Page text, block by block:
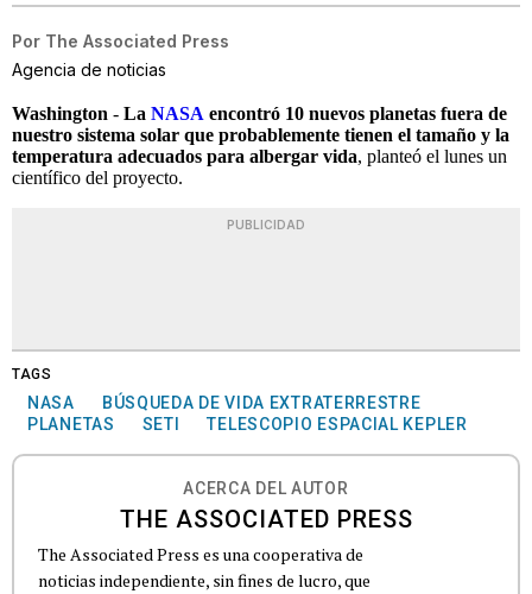
Por The Associated Press
Agencia de noticias
Washington - La NASA encontró 10 nuevos planetas fuera de
nuestro sistema solar que probablemente tienen el tamaño y la
temperatura adecuados para albergar vida, planteó el lunes un
científico del proyecto.
PUBLICIDAD
TAGS
NASA
BÚSQUEDA DE VIDA EXTRATERRESTRE
PLANETAS
SETI TELESCOPIO ESPACIAL KEPLER
ACERCA DEL AUTOR
THE ASSOCIATED PRESS
The Associated Press es una cooperativa de
noticias independiente, sin fines de lucro, que